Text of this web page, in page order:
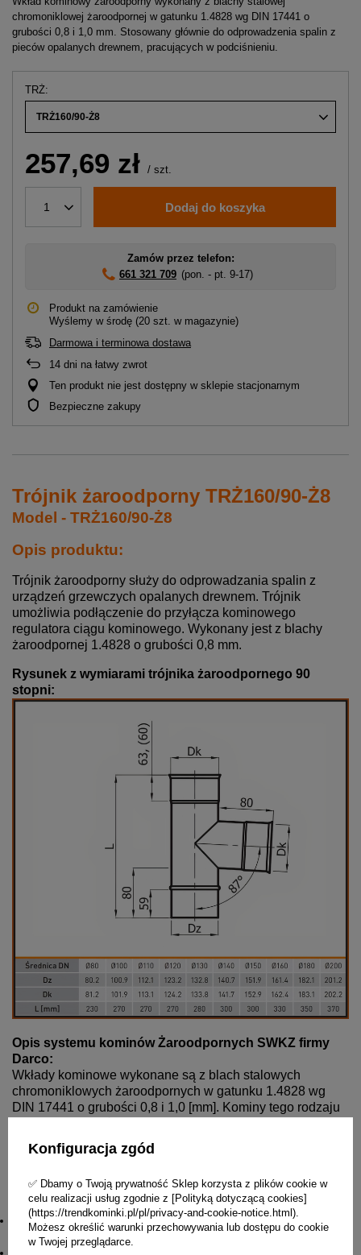
chromoniklowej żaroodpornej w gatunku 1.4828 wg DIN 17441 o
grubości 0,8 i 1,0 mm. Stosowany głównie do odprowadzenia spalin z
pieców opalanych drewnem, pracujących w podciśnieniu.
TRŻ
TRŻ160/90-Ż8
257,69 zł / szt.
1 Dodaj do koszyka
Zamów przez telefon:
661 321 709 (pon. - pt. 9-17)
Produkt na zamówienie
Wyślemy w środę (20 szt. w magazynie)
Darmowa i terminowa dostawa
14 dni na łatwy zwrot
Ten produkt nie jest dostępny w sklepie stacjonarnym
Bezpieczne zakupy
Trójnik żaroodporny TRŻ160/90-Ż8
Model - TRŻ160/90-Ż8
Opis produktu:
Trójnik żaroodporny służy do odprowadzania spalin z
urządzeń grzewczych opalanych drewnem. Trójnik
umożliwia podłączenie do przyłącza kominowego
regulatora ciągu kominowego. Wykonany jest z blachy
żaroodpornej 1.4828 o grubości 0,8 mm.
Rysunek z wymiarami trójnika żaroodpornego 90
stopni:
Opis systemu kominów Żaroodpornych SWKZ firmy
Darco:
Wkłady kominowe wykonane są z blach stalowych
chromoniklowych żaroodpornych w gatunku 1.4828 wg
DIN 17441 o grubości 0,8 i 1,0 [mm]. Kominy tego rodzaju
urządzeń grzewczych opalanych drewnem i pracujących w
podciśnieniu. Kominy takie są odporne na działanie
ich użytkowania.
Zalety:
komin ma dużą odporność na działanie kwasów, głównie
kwasu siarkowego
odporność na wysokie temperatury (chwilowo do 1000
Konfiguracja zgód
✅ Dbamy o Twoją prywatność Sklep korzysta z plików cookie w
celu realizacji usług zgodnie z [Polityką dotyczącą cookies]
(https://trendkominki.pl/pl/privacy-and-cookie-notice.html).
Możesz określić warunki przechowywania lub dostępu do cookie
w Twojej przeglądarce.